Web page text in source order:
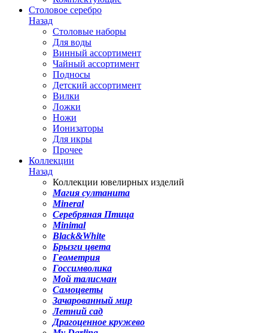
Столовое серебро
Назад
Столовые наборы
Для воды
Винный ассортимент
Чайный ассортимент
Подносы
Детский ассортимент
Вилки
Ложки
Ножи
Ионизаторы
Для икры
Прочее
Коллекции
Назад
Коллекции ювелирных изделий
Магия султанита
Mineral
Серебряная Птица
Minimal
Black&White
Брызги цвета
Геометрия
Госсимволика
Мой талисман
Самоцветы
Зачарованный мир
Летний сад
Драгоценное кружево